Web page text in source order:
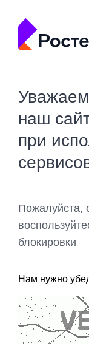
наш
при
Пожалуйста,
блокировки
Нам нужно